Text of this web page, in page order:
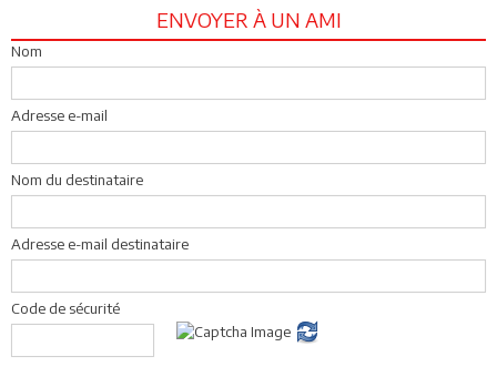
ENVOYER À UN AMI
Nom
Adresse e-mail
Nom du destinataire
Adresse e-mail destinataire
Code de sécurité